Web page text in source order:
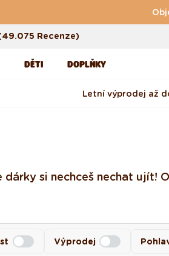
(49.075 Recenze)
DĚTI DOPLŇKY
Letní výprodej až
dárky si nechceš nechat ujít!
Výprodej